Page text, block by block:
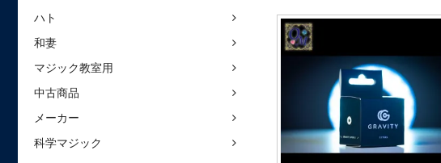
ハト
和妻
マジック教室用
中古商品
メーカー
科学マジック